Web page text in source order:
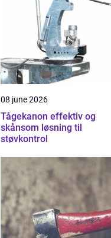
08 june 2026
Tågekanon effektiv og
skånsom løsning til
støvkontrol